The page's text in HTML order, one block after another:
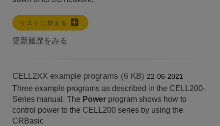
リストに加える
更新履歴をみる
CELL2XX example programs (6 KB) 22-06-2021
Three example programs as described in the CELL200-
Series manual. The Power program shows how to
control power to the CELL200 series by using the
CRBasic